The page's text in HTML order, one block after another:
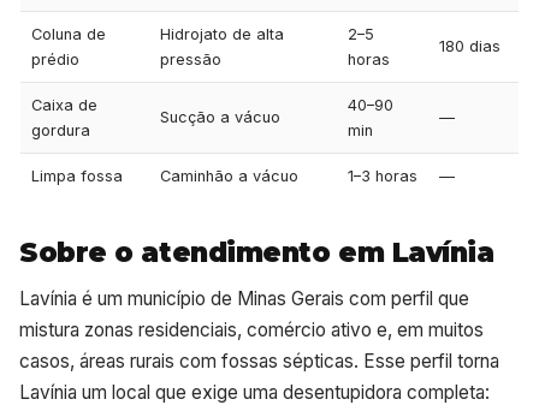
Coluna de
prédio
Hidrojato de alta
pressão
2–5
horas
180 dias
Caixa de
gordura
Sucção a vácuo
40–90
min
—
Limpa fossa Caminhão a vácuo 1–3 horas —
Sobre o atendimento em Lavínia
Lavínia é um município de Minas Gerais com perfil que
mistura zonas residenciais, comércio ativo e, em muitos
casos, áreas rurais com fossas sépticas. Esse perfil torna
Lavínia um local que exige uma desentupidora completa: